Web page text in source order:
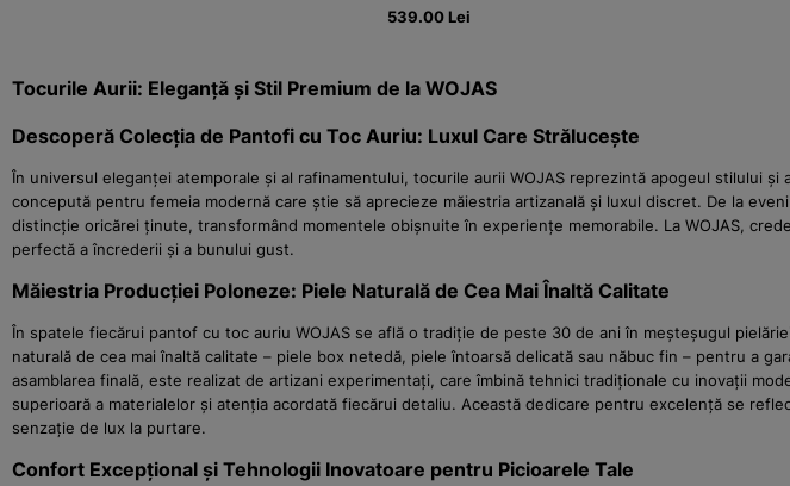
539.00 Lei
Tocurile Aurii: Eleganță și Stil Premium de la WOJAS
Descoperă Colecția de Pantofi cu Toc Auriu: Luxul Care Strălucește
În universul eleganței atemporale și al rafinamentului, tocurile aurii WOJAS reprezintă apogeul stilului
concepută pentru femeia modernă care știe să aprecieze măiestria artizanală și luxul discret. De la
distincție oricărei ținute, transformând momentele obișnuite în experiențe memorabile. La WOJAS,
perfectă a încrederii și a bunului gust.
Măiestria Producției Poloneze: Piele Naturală de Cea Mai Înaltă Calitate
În spatele fiecărui pantof cu toc auriu WOJAS se află o tradiție de peste 30 de ani în meșteșugul
naturală de cea mai înaltă calitate – piele box netedă, piele întoarsă delicată sau năbuc fin – pentru a
asamblarea finală, este realizat de artizani experimentați, care îmbină tehnici tradiționale cu inovații
superioară a materialelor și atenția acordată fiecărui detaliu. Această dedicare pentru excelență se
senzație de lux la purtare.
Confort Excepțional și Tehnologii Inovatoare pentru Picioarele Tale